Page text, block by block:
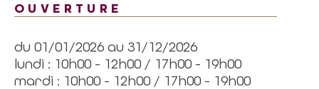
OUVERTURE
du 01/01/2026 au 31/12/2026
lundi : 10h00 - 12h00 / 17h00 - 19h00
mardi : 10h00 - 12h00 / 17h00 - 19h00